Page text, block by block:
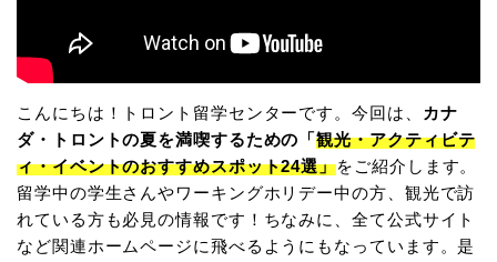
こんにちは！トロント留学センターです。今回は、
カナ
ダ・トロントの夏を満喫するための「観光・アクティビテ
ィ・イベントのおすすめスポット24選」をご紹介します。
留学中の学生さんやワーキングホリデー中の方、観光で訪
れている方も必見の情報です！ちなみに、全て公式サイト
など関連ホームページに飛べるようにもなっています。是